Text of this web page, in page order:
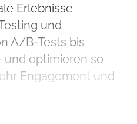
Erlebnisse
und
A/B-Tests bis
und optimieren so
Engagement und